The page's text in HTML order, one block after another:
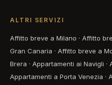
ALTRI SERVIZI
Affitto breve a Milano · Affitto
Gran Canaria · Affitto breve a
Brera · Appartamenti ai Navigli ·
Appartamenti a Porta Venezia ·